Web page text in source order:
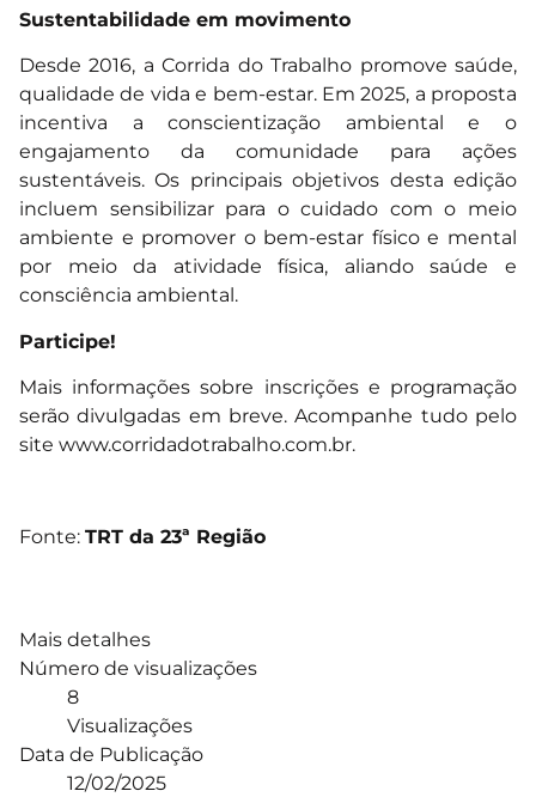
Sustentabilidade em movimento
Desde 2016, a Corrida do Trabalho promove saúde,
qualidade de vida e bem-estar. Em 2025, a proposta
incentiva a conscientização ambiental e o
engajamento da comunidade para ações
sustentáveis. Os principais objetivos desta edição
incluem sensibilizar para o cuidado com o meio
ambiente e promover o bem-estar físico e mental
por meio da atividade física, aliando saúde e
consciência ambiental.
Participe!
Mais informações sobre inscrições e programação
serão divulgadas em breve. Acompanhe tudo pelo
site www.corridadotrabalho.com.br.
Fonte: TRT da 23ª Região
Mais detalhes
Número de visualizações
8
Visualizações
Data de Publicação
12/02/2025